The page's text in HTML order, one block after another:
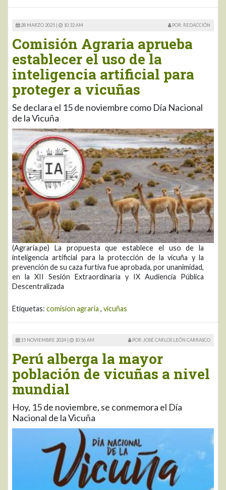
28 MARZO 2025 | 10:32 AM POR: REDACCIÓN
Comisión Agraria aprueba
establecer el uso de la
inteligencia artificial para
proteger a vicuñas
Se declara el 15 de noviembre como Día Nacional
de la Vicuña
(Agraria.pe) La propuesta que establece el uso de la
inteligencia artificial para la protección de la vicuña y la
prevención de su caza furtiva fue aprobada, por unanimidad,
en la XII Sesión Extraordinaria y IX Audiencia Pública
Descentralizada
Etiquetas: comision agraria , vicuñas
15 NOVIEMBRE 2024 | 10:56 AM POR: JOSÉ CARLOS LEÓN CARRASCO
Perú alberga la mayor
población de vicuñas a nivel
mundial
Hoy, 15 de noviembre, se conmemora el Día
Nacional de la Vicuña